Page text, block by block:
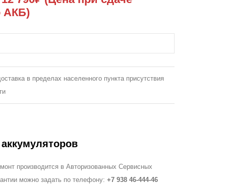
АКБ)
в пределах населенного пункта присутствия
производится в Авторизованных Сервисных
можно задать по телефону: +7 938 46-444-46